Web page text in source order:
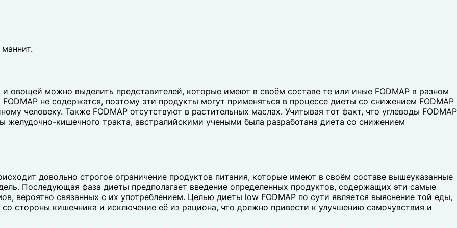
овощей можно выделить представителей, которые имеют в своём составе те или иные FODMAP в разном
не содержатся, поэтому эти продукты могут применяться в процессе диеты со снижением FODMAP
человеку. Также FODMAP отсутствуют в растительных маслах. Учитывая тот факт, что углеводы FODMAP
кишечного тракта, австралийскими учеными была разработана диета со снижением
довольно строгое ограничение продуктов питания, которые имеют в своём составе вышеуказанные
Последующая фаза диеты предполагает введение определенных продуктов, содержащих эти самые
вероятно связанных с их употреблением. Целью диеты low FODMAP по сути является выяснение той еды,
стороны кишечника и исключение её из рациона, что должно привести к улучшению самочувствия и